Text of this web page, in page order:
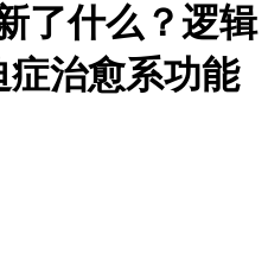
了什么？逻辑
治愈系功能